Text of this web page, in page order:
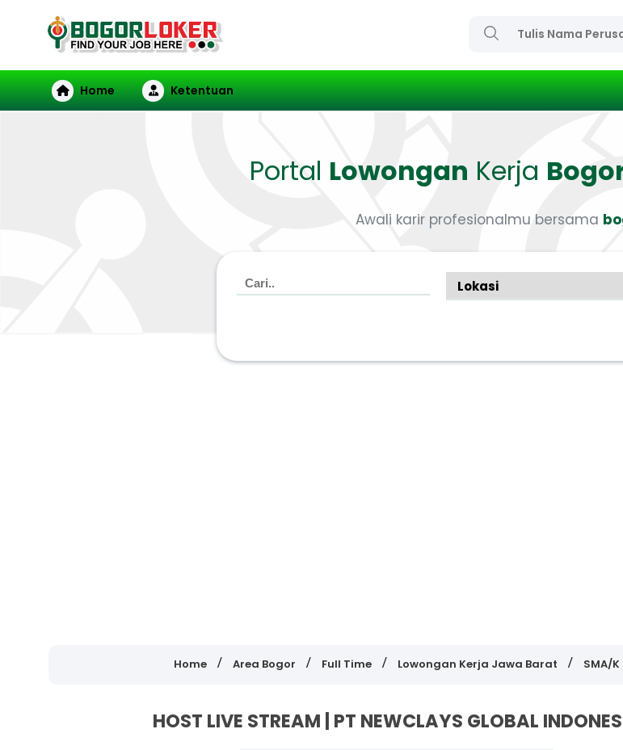
Home Ketentuan
Portal Lowongan Kerja
Awali karir profesionalmu bersama
Home Area Bogor Full Time Lowongan Kerja Jawa Barat SMA/K
HOST LIVE STREAM | PT NEWCLAYS GLOBAL